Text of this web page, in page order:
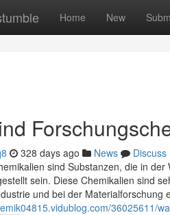
Home New
328 days ago News
Discuss
sind Substanzen, die in
sein. Diese Chemikalien sind
und bei der Materialforschung
36025611/